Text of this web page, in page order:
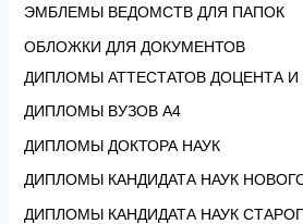
ЭМБЛЕМЫ ВЕДОМСТВ ДЛЯ ПАПОК
ОБЛОЖКИ ДЛЯ ДОКУМЕНТОВ
ДИПЛОМЫ АТТЕСТАТОВ ДОЦЕНТА
ДИПЛОМЫ ВУЗОВ А4
ДИПЛОМЫ ДОКТОРА НАУК
ДИПЛОМЫ КАНДИДАТА НАУК
ДИПЛОМЫ КАНДИДАТА НАУК